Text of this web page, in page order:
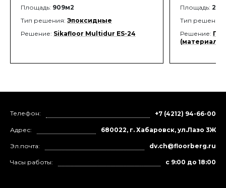
Площадь: 909м2
Тип решения: Эпоксидные
Решение: Sikafloor Multidur ES-24
Площадь: 2
Тип решения:
Решение:
(материалы
Телефон: +7 (4212) 94-66-00
Адрес: 680022, г. Хабаровск, ул.Лазо 3Ж
Эл.почта: dv.ch@floorberg.ru
Часы работы: с 9:00 до 18:00